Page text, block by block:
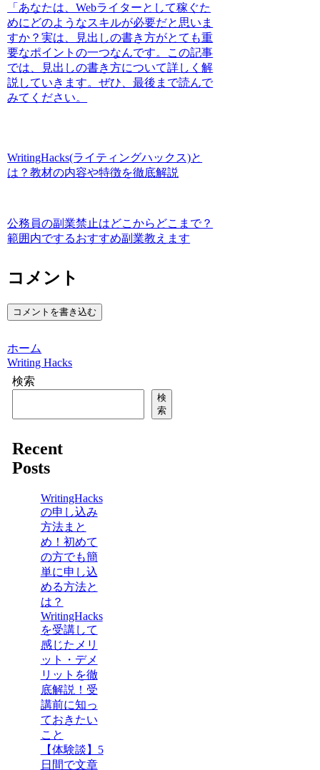
「あなたは、Webライターとして稼ぐた
めにどのようなスキルが必要だと思いま
すか？実は、見出しの書き方がとても重
要なポイントの一つなんです。この記事
では、見出しの書き方について詳しく解
説していきます。ぜひ、最後まで読んで
みてください。
WritingHacks(ライティングハックス)と
は？教材の内容や特徴を徹底解説
公務員の副業禁止はどこからどこまで？
範囲内でするおすすめ副業教えます
コメント
コメントを書き込む
ホーム
Writing Hacks
検索
検
索
Recent
Posts
WritingHacks
の申し込み
方法まと
め！初めて
の方でも簡
単に申し込
める方法と
は？
WritingHacks
を受講して
感じたメリ
ット・デメ
リットを徹
底解説！受
講前に知っ
ておきたい
こと
【体験談】5
日間で文章